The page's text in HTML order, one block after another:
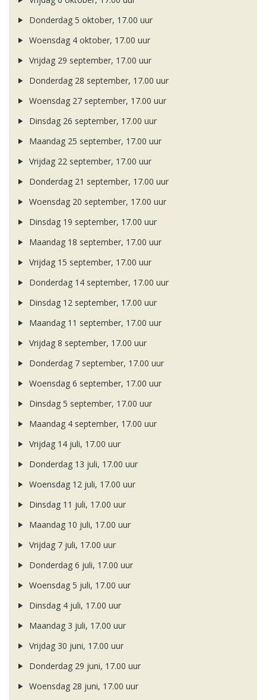
Donderdag 5 oktober, 17.00 uur
Woensdag 4 oktober, 17.00 uur
Vrijdag 29 september, 17.00 uur
Donderdag 28 september, 17.00 uur
Woensdag 27 september, 17.00 uur
Dinsdag 26 september, 17.00 uur
Maandag 25 september, 17.00 uur
Vrijdag 22 september, 17.00 uur
Donderdag 21 september, 17.00 uur
Woensdag 20 september, 17.00 uur
Dinsdag 19 september, 17.00 uur
Maandag 18 september, 17.00 uur
Vrijdag 15 september, 17.00 uur
Donderdag 14 september, 17.00 uur
Dinsdag 12 september, 17.00 uur
Maandag 11 september, 17.00 uur
Vrijdag 8 september, 17.00 uur
Donderdag 7 september, 17.00 uur
Woensdag 6 september, 17.00 uur
Dinsdag 5 september, 17.00 uur
Maandag 4 september, 17.00 uur
Vrijdag 14 juli, 17.00 uur
Donderdag 13 juli, 17.00 uur
Woensdag 12 juli, 17.00 uur
Dinsdag 11 juli, 17.00 uur
Maandag 10 juli, 17.00 uur
Vrijdag 7 juli, 17.00 uur
Donderdag 6 juli, 17.00 uur
Woensdag 5 juli, 17.00 uur
Dinsdag 4 juli, 17.00 uur
Maandag 3 juli, 17.00 uur
Vrijdag 30 juni, 17.00 uur
Donderdag 29 juni, 17.00 uur
Woensdag 28 juni, 17.00 uur